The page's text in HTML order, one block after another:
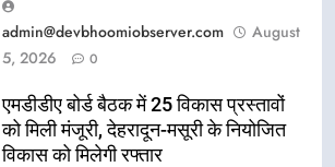
admin@devbhoomiobserver.com
August
5, 2026
0
एमडीडीए बोर्ड बैठक में 25 विकास प्रस्तावों
को मिली मंजूरी, देहरादून-मसूरी के नियोजित
विकास को मिलेगी रफ्तार